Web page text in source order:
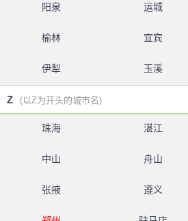
阳泉 运城
榆林 宜宾
伊犁 玉溪
Z (以Z为开头的城市名)
珠海 湛江
中山 舟山
张掖 遵义